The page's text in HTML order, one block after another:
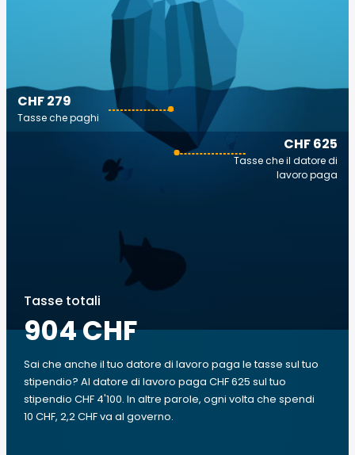
CHF 625
Tasse che il datore di
lavoro paga
CHF 279
Tasse che paghi
Tasse totali
904 CHF
Sai che anche il tuo datore di lavoro paga le tasse sul tuo
stipendio? Al datore di lavoro paga CHF 625 sul tuo
stipendio CHF 4'100. In altre parole, ogni volta che spendi
10 CHF, 2,2 CHF va al governo.